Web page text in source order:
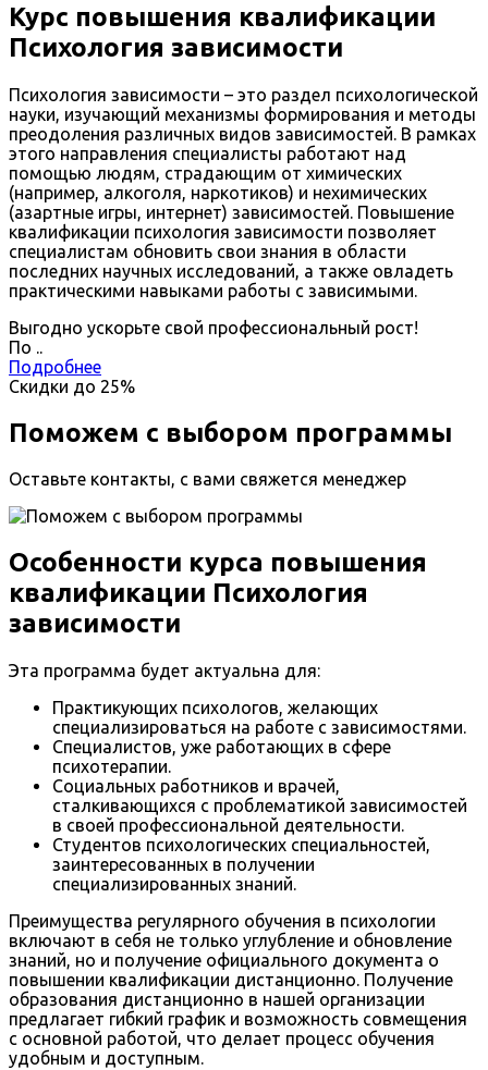
Курс повышения квалификации
Психология зависимости
Психология зависимости – это раздел психологической
науки, изучающий механизмы формирования и методы
преодоления различных видов зависимостей. В рамках
этого направления специалисты работают над
помощью людям, страдающим от химических
(например, алкоголя, наркотиков) и нехимических
(азартные игры, интернет) зависимостей. Повышение
квалификации психология зависимости позволяет
специалистам обновить свои знания в области
последних научных исследований, а также овладеть
практическими навыками работы с зависимыми.
Выгодно ускорьте свой профессиональный рост!
По ..
Подробнее
Скидки до 25%
Поможем с выбором программы
Оставьте контакты, с вами свяжется менеджер
Особенности курса повышения
квалификации Психология
зависимости
Эта программа будет актуальна для:
Практикующих психологов, желающих
специализироваться на работе с зависимостями.
Специалистов, уже работающих в сфере
психотерапии.
Социальных работников и врачей,
сталкивающихся с проблематикой зависимостей
в своей профессиональной деятельности.
Студентов психологических специальностей,
заинтересованных в получении
специализированных знаний.
Преимущества регулярного обучения в психологии
включают в себя не только углубление и обновление
знаний, но и получение официального документа о
повышении квалификации дистанционно. Получение
образования дистанционно в нашей организации
предлагает гибкий график и возможность совмещения
с основной работой, что делает процесс обучения
удобным и доступным.